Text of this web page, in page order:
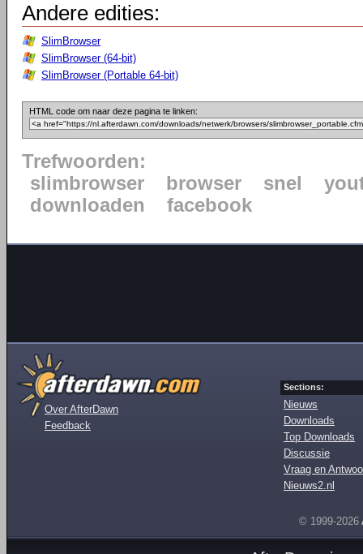
Andere edities:
SlimBrowser
SlimBrowser (64-bit)
SlimBrowser (Portable 64-bit)
HTML code om naar deze pagina te linken:
Trefwoorden:
slimbrowser
browser snel
downloaden
facebook
Over AfterDawn
Feedback
Sections:
Nieuws
Downloads
Top Downloads
Discussie
Vraag en
Nieuws2.nl
© 1999-2026